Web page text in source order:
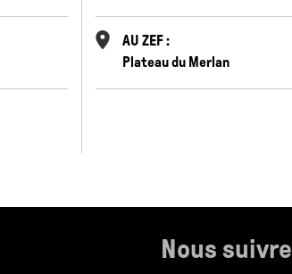
AU ZEF :
Plateau du Merlan
Nous suivre